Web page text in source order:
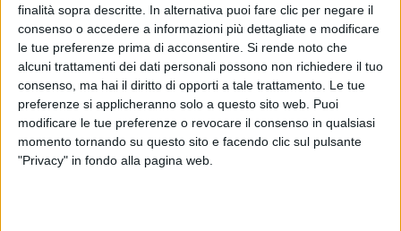
finalità sopra descritte. In alternativa puoi fare clic per negare il
consenso o accedere a informazioni più dettagliate e modificare
le tue preferenze prima di acconsentire. Si rende noto che
alcuni trattamenti dei dati personali possono non richiedere il tuo
consenso, ma hai il diritto di opporti a tale trattamento. Le tue
preferenze si applicheranno solo a questo sito web. Puoi
modificare le tue preferenze o revocare il consenso in qualsiasi
momento tornando su questo sito e facendo clic sul pulsante
"Privacy" in fondo alla pagina web.
Amazon sorpassa Brt e Poste
Italiane nel mercato italiano
delle consegne pacchi